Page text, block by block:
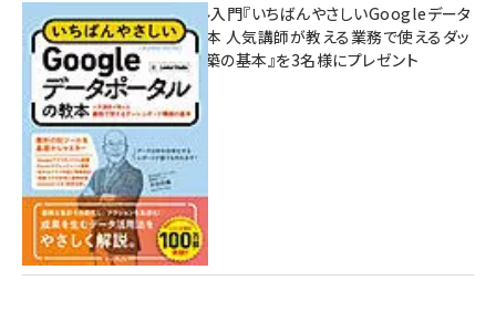
無料BIツール入門『いちばんやさしいGoogleデータ
ポータルの教本 人気講師が教える業務で使えるダッ
シュボード構築の基本』を3名様にプレゼント
7月31日 10:00